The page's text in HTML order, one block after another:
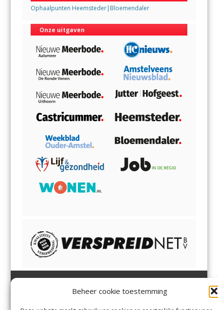
Beheer cookie toestemming
Ophaalpunten Heemsteder|Bloemendaler
Onze uitgaven